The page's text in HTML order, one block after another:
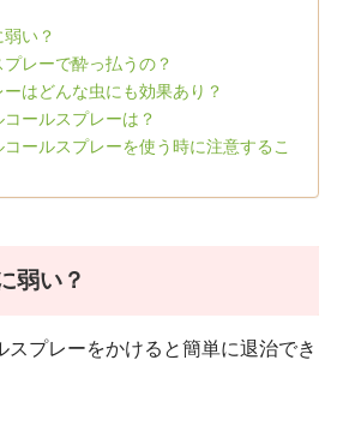
い？
レーで酔っ払うの？
はどんな虫にも効果あり？
ールスプレーは？
コールスプレーを使う時に注意するこ
弱い？
スプレーをかけると簡単に退治でき